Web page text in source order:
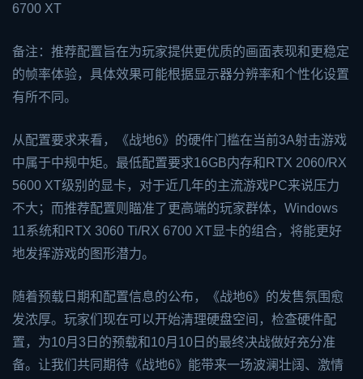
6700 XT
备注：推荐配置旨在为玩家提供更优质的画面表现和更稳定
的帧率体验，具体效果可能根据显示器分辨率和个性化设置
有所不同。
从配置要求来看，《战地6》的硬件门槛在当前3A射击游戏
中属于中规中矩。最低配置要求16GB内存和RTX 2060/RX
5600 XT级别的显卡，对于近几年的主流游戏PC来说压力
不大；而推荐配置则瞄准了更高端的玩家群体，Windows
11系统和RTX 3060 Ti/RX 6700 XT显卡的组合，将能更好
地发挥游戏的图形潜力。
随着预载日期和配置信息的公布，《战地6》的发售氛围愈
发浓厚。玩家们现在可以开始清理硬盘空间，检查硬件配
置，为10月3日的预载和10月10日的最终决战做好充分准
备。让我们共同期待《战地6》能带来一场波澜壮阔、激情